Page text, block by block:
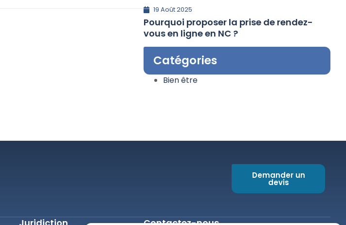
19 Août 2025
Pourquoi proposer la prise de rendez-
vous en ligne en NC ?
Catégories
Bien être
Demander un
devis